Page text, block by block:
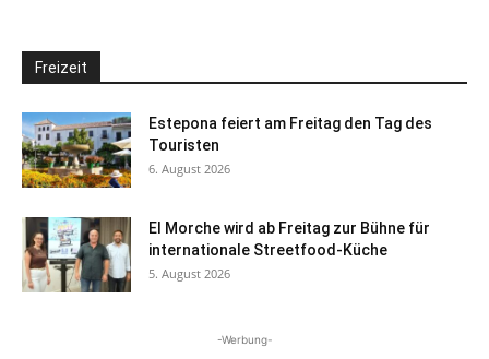
Freizeit
Estepona feiert am Freitag den Tag des
Touristen
6. August 2026
El Morche wird ab Freitag zur Bühne für
internationale Streetfood-Küche
5. August 2026
-Werbung-